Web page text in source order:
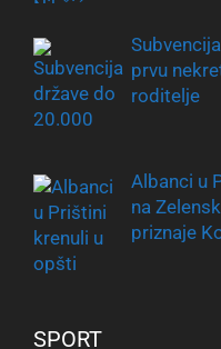
prvu
roditelje
Albanci u
na
priznaje
SPORT